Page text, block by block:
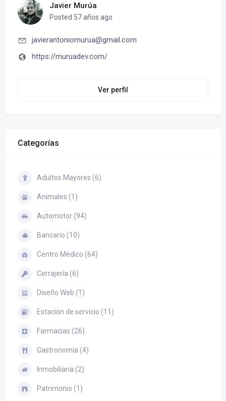
Javier Murúa
Posted 57 años ago
javierantoniomurua@gmail.com
https://muruadev.com/
Ver perfil
Categorías
Adultos Mayores (6)
Animales (1)
Automotor (94)
Bancario (10)
Centro Médico (64)
Cerrajería (6)
Diseño Web (1)
Estación de servicio (11)
Farmacias (26)
Gastronomía (4)
Inmobiliaria (2)
Patrimonio (1)